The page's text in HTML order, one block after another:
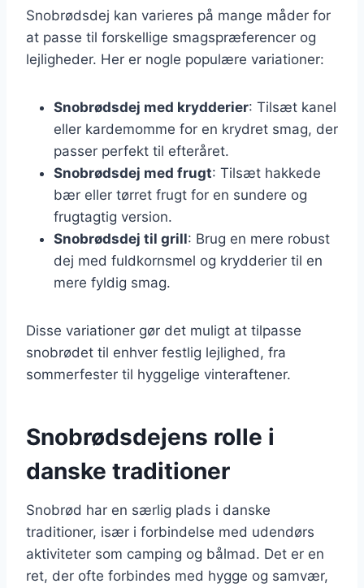
Snobrødsdej kan varieres på mange måder for
at passe til forskellige smagspræferencer og
lejligheder. Her er nogle populære variationer:
Snobrødsdej med krydderier: Tilsæt kanel
eller kardemomme for en krydret smag, der
passer perfekt til efteråret.
Snobrødsdej med frugt: Tilsæt hakkede
bær eller tørret frugt for en sundere og
frugtagtig version.
Snobrødsdej til grill: Brug en mere robust
dej med fuldkornsmel og krydderier til en
mere fyldig smag.
Disse variationer gør det muligt at tilpasse
snobrødet til enhver festlig lejlighed, fra
sommerfester til hyggelige vinteraftener.
Snobrødsdejens rolle i
danske traditioner
Snobrød har en særlig plads i danske
traditioner, især i forbindelse med udendørs
aktiviteter som camping og bålmad. Det er en
ret, der ofte forbindes med hygge og samvær,